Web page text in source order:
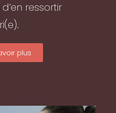
ressortir
plus